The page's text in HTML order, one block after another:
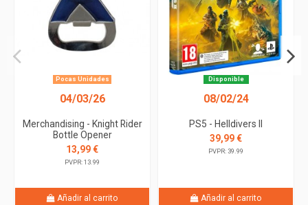
Pocas Unidades
04/03/26
Merchandising - Knight Rider
Bottle Opener
13,99 €
PVPR: 13.99
Añadir al carrito
Disponible
08/02/24
PS5 - Helldivers II
39,99 €
PVPR: 39.99
Añadir al carrito